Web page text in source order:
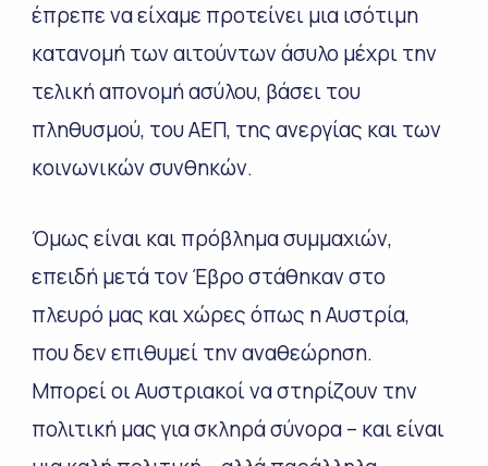
έπρεπε να είχαμε προτείνει μια ισότιμη
κατανομή των αιτούντων άσυλο μέχρι την
τελική απονομή ασύλου, βάσει του
πληθυσμού, του ΑΕΠ, της ανεργίας και των
κοινωνικών συνθηκών.
Όμως είναι και πρόβλημα συμμαχιών,
επειδή μετά τον Έβρο στάθηκαν στο
πλευρό μας και χώρες όπως η Αυστρία,
που δεν επιθυμεί την αναθεώρηση.
Μπορεί οι Αυστριακοί να στηρίζουν την
πολιτική μας για σκληρά σύνορα – και είναι